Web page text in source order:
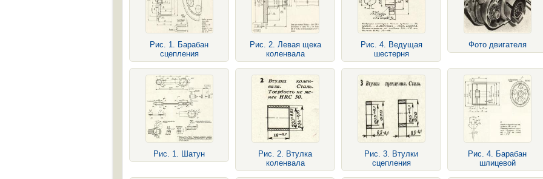
Рис. 1. Барабан
сцепления
Рис. 2. Левая щека
коленвала
Рис. 4. Ведущая
шестерня
Фото двигателя
Рис. 1. Шатун
Рис. 2. Втулка
коленвала
Рис. 3. Втулки
сцепления
Рис. 4. Барабан
шлицевой